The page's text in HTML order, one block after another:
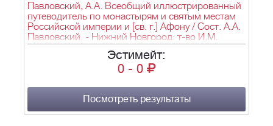
Павловский, А.А. Всеобщий иллюстрированный
путеводитель по монастырям и святым местам
Российской империи и [св. г.] Афону / Сост. А.А.
Павловский. - Нижний Новгород: т-во И.М.
Машистова, 1907. - 784, 112, 6, [2] с.: ил.; 25 см.
Эстимейт:
0 - 0
Посмотреть результаты